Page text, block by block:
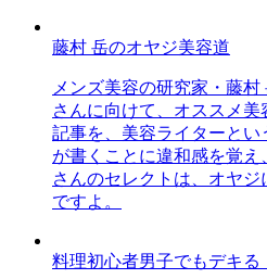
藤村 岳のオヤジ美容道
メンズ美容の研究家・藤
さんに向けて、オススメ
記事を、美容ライターと
が書くことに違和感を覚
さんのセレクトは、オヤ
ですよ。
料理初心者男子でもデキる